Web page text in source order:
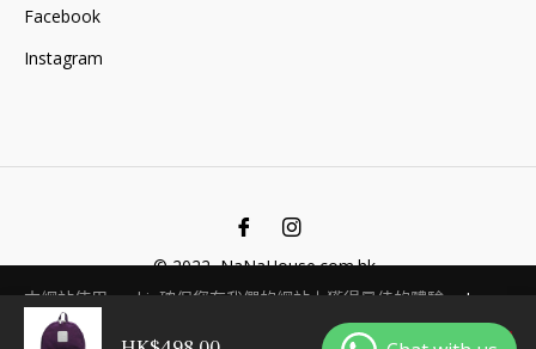
Facebook
Instagram
Ins
© 2022, NaNaHouse.com.hk .
本網站使用cookie確保您在我們的網站上獲得最佳的體驗。 Learn
More